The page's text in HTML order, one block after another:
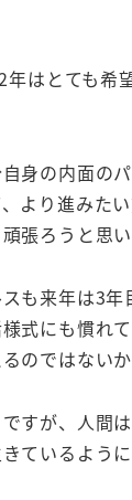
年はとても希
身の内面の
より進みた
張ろうと思い
も来年は3年
式にも慣れ
のではない
すが、人間
ているように